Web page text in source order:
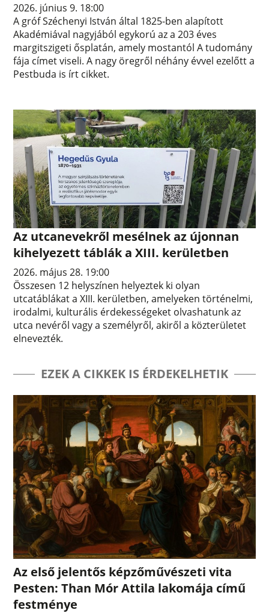
2026. június 9. 18:00
A gróf Széchenyi István által 1825-ben alapított
Akadémiával nagyjából egykorú az a 203 éves
margitszigeti ősplatán, amely mostantól A tudomány
fája címet viseli. A nagy öregről néhány évvel ezelőtt a
Pestbuda is írt cikket.
Az utcanevekről mesélnek az újonnan
kihelyezett táblák a XIII. kerületben
2026. május 28. 19:00
Összesen 12 helyszínen helyeztek ki olyan
utcatáblákat a XIII. kerületben, amelyeken történelmi,
irodalmi, kulturális érdekességeket olvashatunk az
utca nevéről vagy a személyről, akiről a közterületet
elnevezték.
EZEK A CIKKEK IS ÉRDEKELHETIK
Az első jelentős képzőművészeti vita
Pesten: Than Mór Attila lakomája című
festménye